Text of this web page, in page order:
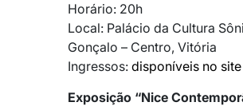
Horário: 20h
Local: Palácio da Cultura
Gonçalo – Centro, Vitória
Ingressos: disponíveis no
Exposição “Nice